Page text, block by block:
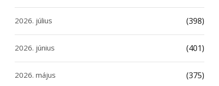
2026. július (398)
2026. június (401)
2026. május (375)